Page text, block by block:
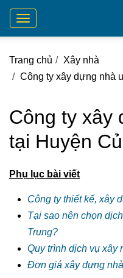
Toggle
navigation
Trang chủ
Xây nhà
Công ty xây dựng nhà
Công ty xây
tại Huyện
Phụ lục bài viết
Công ty thiết kế, xây
Tại sao nên chọn
Trung?
Quy trình dịch vụ xây
Đơn giá xây dựng